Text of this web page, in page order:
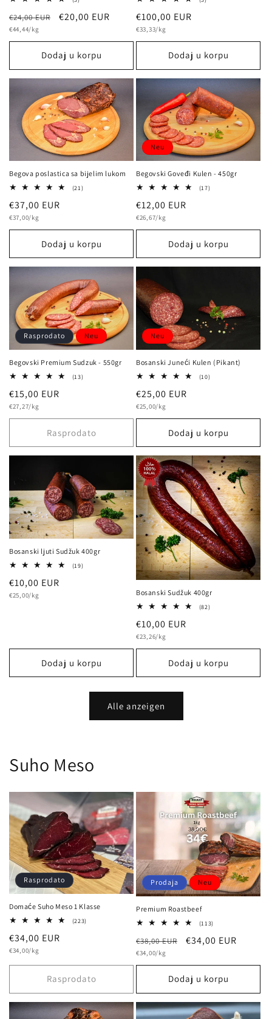
insgesamt
Normalna
cijena
€24,00 EUR
Prodajna
€20,00 EUR
osnovna
€44,44/kg
Dodaj u korpu
Normalna
cijena
€100,00 EUR
osnovna
€33,33/kg
Dodaj u korpu
Begova poslastica sa bijelim lukom
(21)21
Normalna
cijena
€37,00 EUR
osnovna
€37,00/kg
Dodaj u korpu
Neu
Begovski Goveđi Kulen - 450gr
(17)17
Normalna
cijena
€12,00 EUR
osnovna
€26,67/kg
Dodaj u korpu
Rasprodato Neu
Begovski Premium Sudzuk - 550gr
(13)13
Normalna
cijena
€15,00 EUR
osnovna
€27,27/kg
Rasprodato
Neu
Bosanski Juneći Kulen (Pikant)
(10)10
Normalna
cijena
€25,00 EUR
osnovna
€25,00/kg
Dodaj u korpu
Bosanski ljuti Sudžuk 400gr
(19)19
Normalna
cijena
€10,00 EUR
osnovna
€25,00/kg
Dodaj u korpu
Bosanski Sudžuk 400gr
(82)82
Normalna
cijena
€10,00 EUR
osnovna
€23,26/kg
Dodaj u korpu
Alle anzeigen
Suho Meso
Rasprodato
Domaće Suho Meso 1 Klasse
(223)
Normalna
cijena
€34,00 EUR
osnovna
€34,00/kg
Rasprodato
Prodaja Neu
Premium Roastbeef
(113)
insgesamt
Normalna
cijena
€38,00 EUR
Prodajna
€34,00 EUR
osnovna
€34,00/kg
Dodaj u korpu